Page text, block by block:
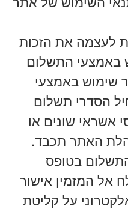
לעצמה את הזכות
באמצעי התשלום
שימוש באמצעי
הסדרי תשלום
אשראי שונים או
האתר תכבד.
בטופס
אל המזמין אישור
על קליטת